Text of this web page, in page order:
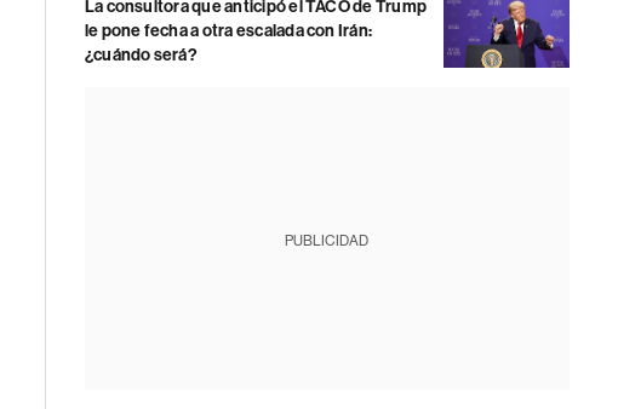
La consultora que anticipó el TACO de Trump
le pone fecha a otra escalada con Irán:
¿cuándo será?
PUBLICIDAD